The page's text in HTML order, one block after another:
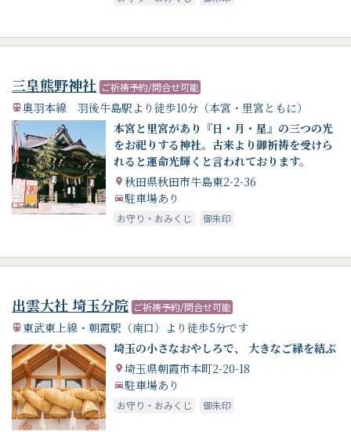
三皇熊野神社 ご祈祷予約/問合せ可能
奥羽本線 羽後牛島駅より徒歩10分（本宮・里宮ともに）
本宮と里宮があり『日・月・星』の三つの光
をお祀りする神社。古来より御祈祷を受けら
れると運命光輝くと言われております。
秋田県秋田市牛島東2-2-36
駐車場あり
お守り・おみくじ 御朱印
出雲大社 埼玉分院 ご祈祷予約/問合せ可能
東武東上線・朝霞駅（南口）より徒歩5分です
埼玉の小さなおやしろで、 大きなご縁を結ぶ
埼玉県朝霞市本町2-20-18
駐車場あり
お守り・おみくじ 御朱印